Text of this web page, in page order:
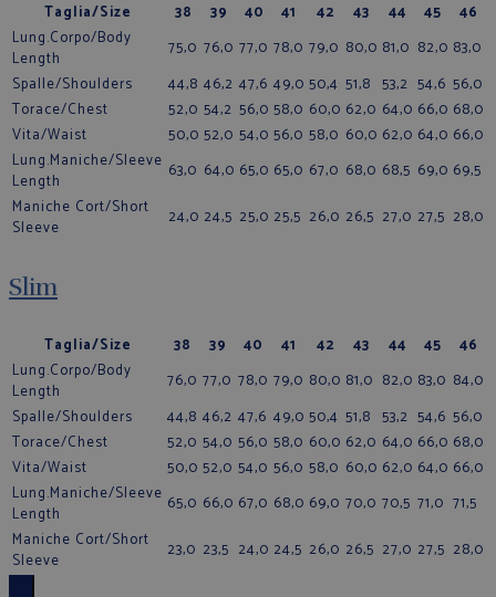
Taglia/Size 38 39 40 41 42 43 44 45
46
Lung.Corpo/Body
Length
75,0 76,0 77,0 78,0 79,0 80,0 81,0 82,0 83,0
Spalle/Shoulders
44,8 46,2 47,6 49,0 50,4 51,8 53,2 54,6 56,0
Torace/Chest
52,0 54,2 56,0 58,0 60,0 62,0 64,0 66,0 68,0
Vita/Waist
50,0 52,0 54,0 56,0 58,0 60,0 62,0 64,0 66,0
Lung.Maniche/Sleeve
Length
63,0 64,0 65,0 65,0 67,0 68,0 68,5 69,0 69,5
Maniche Cort/Short
Sleeve
24,0 24,5 25,0 25,5 26,0 26,5 27,0 27,5 28,0
Slim
Taglia/Size 38 39 40 41 42 43 44 45
46
Lung.Corpo/Body
Length
76,0 77,0 78,0 79,0 80,0 81,0 82,0 83,0 84,0
Spalle/Shoulders
44,8 46,2 47,6 49,0 50,4 51,8 53,2 54,6 56,0
Torace/Chest
52,0 54,0 56,0 58,0 60,0 62,0 64,0 66,0 68,0
Vita/Waist
50,0 52,0 54,0 56,0 58,0 60,0 62,0 64,0 66,0
Lung.Maniche/Sleeve
Length
65,0 66,0 67,0 68,0 69,0 70,0 70,5 71,0 71,5
Maniche Cort/Short
Sleeve
23,0 23,5 24,0 24,5 26,0 26,5 27,0 27,5 28,0